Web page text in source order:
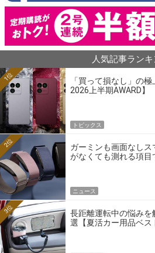
人気記事ラン
「買って損なし」の
2026上半期AWARD】
1位
トピックス
ガーミンも画面なし
がなくても測れる項目
2位
ニュース
長距離運転中の悩み
選【夏活カー用品ベス
3位